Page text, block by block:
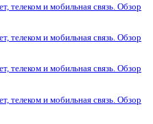
телеком и мобильная связь. Обзор
телеком и мобильная связь. Обзор
телеком и мобильная связь. Обзор
телеком и мобильная связь. Обзор